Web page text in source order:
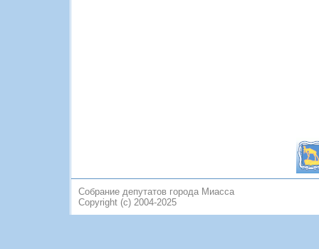
Собрание депутатов города Миасса
Copyright (c) 2004-2025